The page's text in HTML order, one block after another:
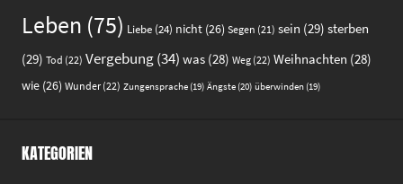
Leben (75) Liebe (24) nicht (26) Segen (21) sein (29) sterben
(29) Tod (22) Vergebung(34) was (28) Weg (22) Weihnachten (28)
wie (26) Wunder (22) Zungensprache (19) Ängste (20) überwinden (19)
KATEGORIEN